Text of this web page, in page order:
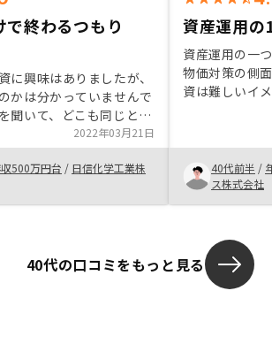
終わるつもり
に興味はありましたが、
かは分かっていませんで
聞いて、どこも同じとは
番真剣にプランを提案し
な点にも真摯に回答して
に至りました。
2022年03月21日
500万円台 / 日信化学工業株
資産運用の
資産運用の一
物価対策の側
資は難しいイ
るなら非常に
40代前半 /
ス株式会社
40代の口コミをもっと見る